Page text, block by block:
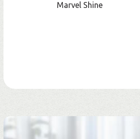
Marvel Shine